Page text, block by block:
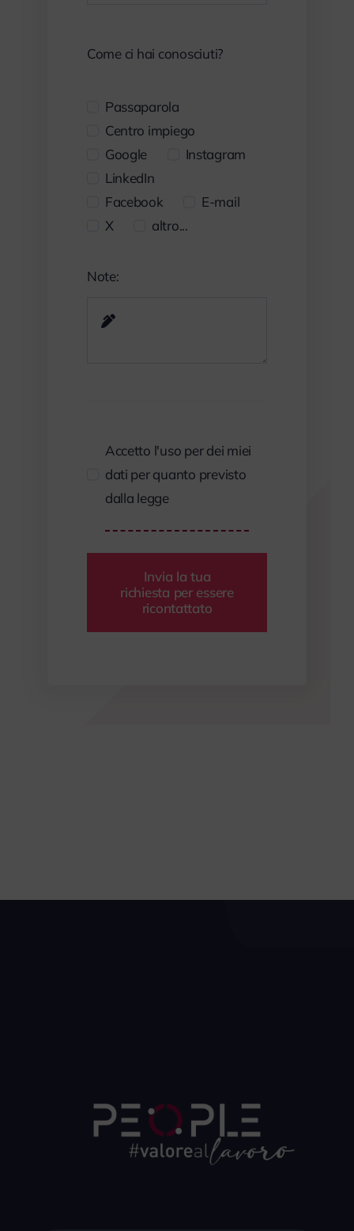
Come ci hai conosciuti?
Passaparola
Centro impiego
Google
Instagram
LinkedIn
Facebook
E-mail
X
altro...
Note:
Accetto l'uso per dei miei
dati per quanto previsto
dalla legge
Invia la tua
richiesta per essere
ricontattato